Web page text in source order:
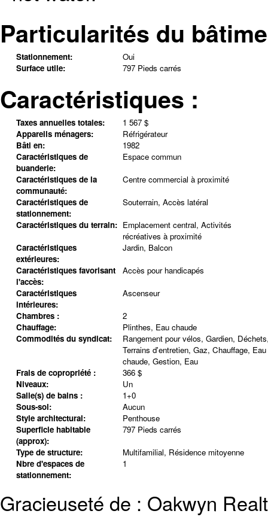
Particularités du
Stationnement:
Oui
Surface utile:
797 Pieds carrés
Caractéristiques :
Taxes annuelles totales:
1 567 $
Appareils ménagers:
Réfrigérateur
Bâti en:
1982
Caractéristiques de
buanderie:
Espace commun
Caractéristiques de la
communauté:
Centre commercial à proximité
Caractéristiques de
stationnement:
Souterrain, Accès latéral
Caractéristiques du terrain: Emplacement central, Activités
récréatives à proximité
Caractéristiques
extérieures:
Jardin, Balcon
Caractéristiques favorisant
l'accès:
Accès pour handicapés
Caractéristiques
intérieures:
Ascenseur
Chambres :
2
Chauffage:
Plinthes, Eau chaude
Commodités du syndicat:
Rangement pour vélos, Gardien,
Terrains d'entretien, Gaz, Chauffage, Eau
chaude, Gestion, Eau
Frais de copropriété :
366 $
Niveaux:
Un
Salle(s) de bains :
1+0
Sous-sol:
Aucun
Style architectural:
Penthouse
Superficie habitable
(approx):
797 Pieds carrés
Type de structure:
Multifamilial, Résidence mitoyenne
Nbre d'espaces de
stationnement:
1
Gracieuseté de : Oakwyn